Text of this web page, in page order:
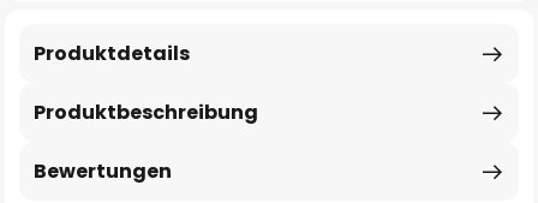
Produktbeschreibung
Produktdetails
Bewertungen